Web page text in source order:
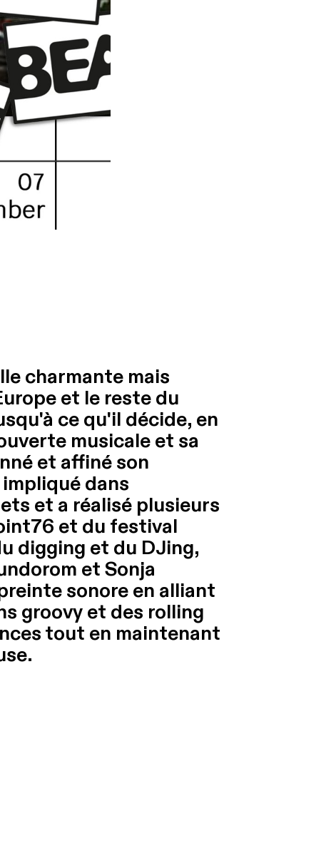
charmante mais
et le reste du
ce qu'il décide, en
musicale et sa
et affiné son
dans
et a réalisé plusieurs
et du festival
digging et du DJing,
et Sonja
sonore en alliant
groovy et des rolling
tout en maintenant